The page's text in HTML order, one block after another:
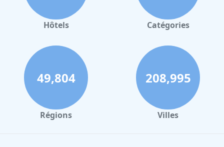
Hôtels Catégories
49,804
Régions
208,995
Villes